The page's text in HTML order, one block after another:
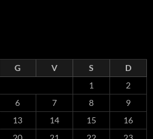
G V S
D
1
2
6 7 8
9
13 14 15
16